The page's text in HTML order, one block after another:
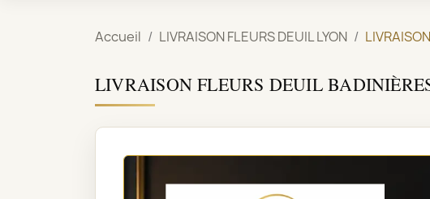
Accueil LIVRAISON FLEURS DEUIL LYON
LIVRAISON FLEURS DEUIL